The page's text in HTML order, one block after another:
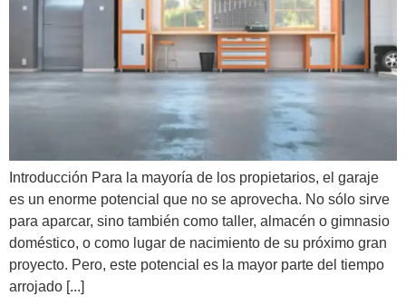
Introducción Para la mayoría de los propietarios, el garaje
es un enorme potencial que no se aprovecha. No sólo sirve
para aparcar, sino también como taller, almacén o gimnasio
doméstico, o como lugar de nacimiento de su próximo gran
proyecto. Pero, este potencial es la mayor parte del tiempo
arrojado [...]